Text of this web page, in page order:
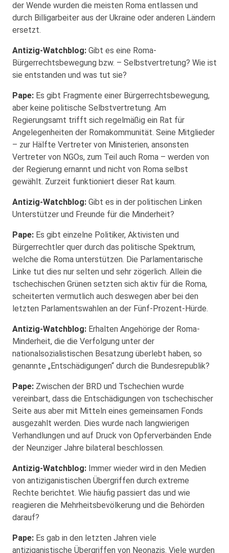
der Wende wurden die meisten Roma entlassen und
durch Billigarbeiter aus der Ukraine oder anderen Ländern
ersetzt.
Antizig-Watchblog: Gibt es eine Roma-
Bürgerrechtsbewegung bzw. – Selbstvertretung? Wie ist
sie entstanden und was tut sie?
Pape: Es gibt Fragmente einer Bürgerrechtsbewegung,
aber keine politische Selbstvertretung. Am
Regierungsamt trifft sich regelmäßig ein Rat für
Angelegenheiten der Romakommunität. Seine Mitglieder
– zur Hälfte Vertreter von Ministerien, ansonsten
Vertreter von NGOs, zum Teil auch Roma – werden von
der Regierung ernannt und nicht von Roma selbst
gewählt. Zurzeit funktioniert dieser Rat kaum.
Antizig-Watchblog: Gibt es in der politischen Linken
Unterstützer und Freunde für die Minderheit?
Pape: Es gibt einzelne Politiker, Aktivisten und
Bürgerrechtler quer durch das politische Spektrum,
welche die Roma unterstützen. Die Parlamentarische
Linke tut dies nur selten und sehr zögerlich. Allein die
tschechischen Grünen setzten sich aktiv für die Roma,
scheiterten vermutlich auch deswegen aber bei den
letzten Parlamentswahlen an der Fünf-Prozent-Hürde.
Antizig-Watchblog: Erhalten Angehörige der Roma-
Minderheit, die die Verfolgung unter der
nationalsozialistischen Besatzung überlebt haben, so
genannte „Entschädigungen“ durch die Bundesrepublik?
Pape: Zwischen der BRD und Tschechien wurde
vereinbart, dass die Entschädigungen von tschechischer
Seite aus aber mit Mitteln eines gemeinsamen Fonds
ausgezahlt werden. Dies wurde nach langwierigen
Verhandlungen und auf Druck von Opferverbänden Ende
der Neunziger Jahre bilateral beschlossen.
Antizig-Watchblog: Immer wieder wird in den Medien
von antiziganistischen Übergriffen durch extreme
Rechte berichtet. Wie häufig passiert das und wie
reagieren die Mehrheitsbevölkerung und die Behörden
darauf?
Pape: Es gab in den letzten Jahren viele
antiziganistische Übergriffen von Neonazis. Viele wurden